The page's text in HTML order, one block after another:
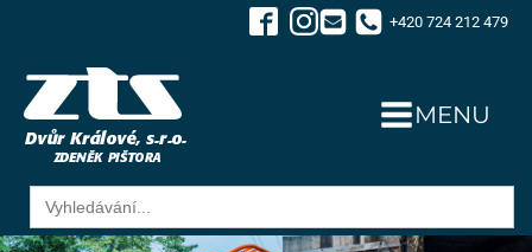
+420 724 212 479
MENU
Search
for: